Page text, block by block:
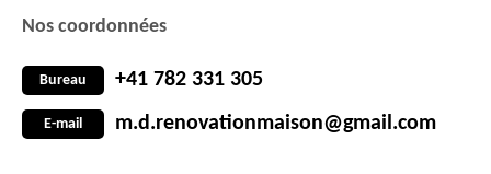
Nos coordonnées
Bureau +41 782 331 305
E-mail m.d.renovationmaison@gmail.com